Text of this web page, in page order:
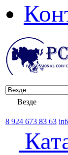
Везде
8 924 673 83 63